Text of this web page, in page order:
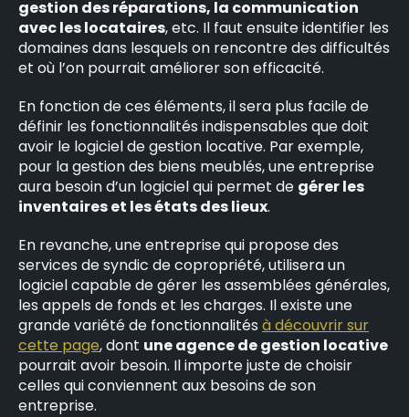
gestion des réparations, la communication
avec les locataires, etc. Il faut ensuite identifier les
domaines dans lesquels on rencontre des difficultés
et où l’on pourrait améliorer son efficacité.
En fonction de ces éléments, il sera plus facile de
définir les fonctionnalités indispensables que doit
avoir le logiciel de gestion locative. Par exemple,
pour la gestion des biens meublés, une entreprise
aura besoin d’un logiciel qui permet de gérer les
inventaires et les états des lieux.
En revanche, une entreprise qui propose des
services de syndic de copropriété, utilisera un
logiciel capable de gérer les assemblées générales,
les appels de fonds et les charges. Il existe une
grande variété de fonctionnalités à découvrir sur
cette page, dont une agence de gestion locative
pourrait avoir besoin. Il importe juste de choisir
celles qui conviennent aux besoins de son
entreprise.